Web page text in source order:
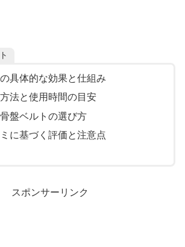
具体的な効果と仕組み
法と使用時間の目安
盤ベルトの選び方
に基づく評価と注意点
スポンサーリンク